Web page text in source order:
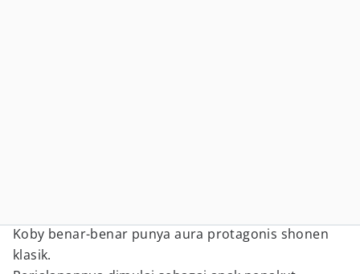
Koby benar-benar punya aura protagonis shonen
klasik.